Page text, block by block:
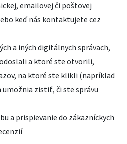
emailovej či poštovej
keď nás kontaktujete cez
a iných digitálnych správach,
a ktoré ste otvorili,
na ktoré ste klikli (napríklad
zistiť, či ste správu
a prispievanie do zákazníckych